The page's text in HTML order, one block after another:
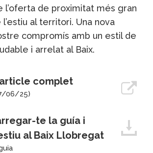
l’oferta de proximitat més gran
al territori. Una nova
compromís amb un estil de
i arrelat al Baix.
complet
06/25)
te la guía i
al Baix Llobregat